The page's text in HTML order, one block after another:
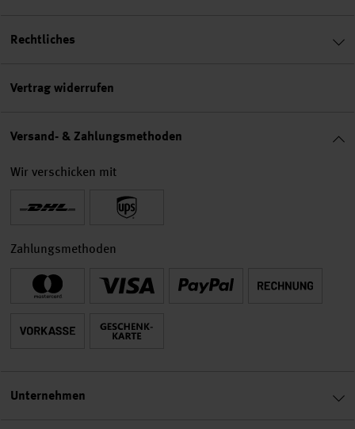
Rechtliches
Vertrag widerrufen
Versand- & Zahlungsmethoden
Wir verschicken mit
Zahlungsmethoden
Unternehmen